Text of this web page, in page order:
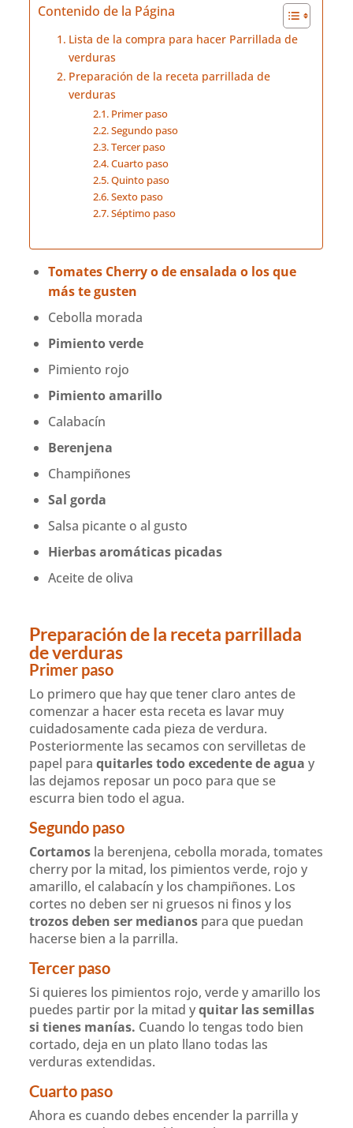
Contenido de la Página
Lista de la compra para hacer Parrillada de
verduras
Preparación de la receta parrillada de
verduras
Primer paso
Segundo paso
Tercer paso
Cuarto paso
Quinto paso
Sexto paso
Séptimo paso
Tomates Cherry o de ensalada o los que
más te gusten
Cebolla morada
Pimiento verde
Pimiento rojo
Pimiento amarillo
Calabacín
Berenjena
Champiñones
Sal gorda
Salsa picante o al gusto
Hierbas aromáticas picadas
Aceite de oliva
Preparación de la receta parrillada
de verduras
Primer paso
Lo primero que hay que tener claro antes de
comenzar a hacer esta receta es lavar muy
cuidadosamente cada pieza de verdura.
Posteriormente las secamos con servilletas de
papel paraquitarles todo excedente de agua y
las dejamos reposar un poco para que se
escurra bien todo el agua.
Segundo paso
Cortamos la berenjena, cebolla morada, tomates
cherry por la mitad, los pimientos verde, rojo y
amarillo, el calabacín y los champiñones. Los
cortes no deben ser ni gruesos ni finos y los
trozos deben ser medianos para que puedan
hacerse bien a la parrilla.
Tercer paso
Si quieres los pimientos rojo, verde y amarillo los
puedes partir por la mitad yquitar las semillas
si tienes manías. Cuando lo tengas todo bien
cortado, deja en un plato llano todas las
verduras extendidas.
Cuarto paso
Ahora es cuando debes encender la parrilla y